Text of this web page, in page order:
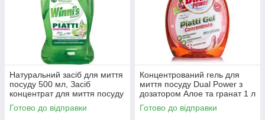
Натуральний засіб для миття
посуду 500 мл, Засіб
концентрат для миття посуду
Winnis
Готово до відправки
Концентрований гель для
миття посуду Dual Power з
дозатором Алое та гранат 1 л
Готово до відправки